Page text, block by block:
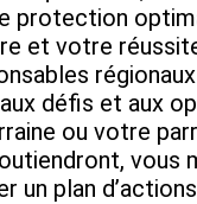
protection
et votre
défis et aux
ou votre
vous
un plan